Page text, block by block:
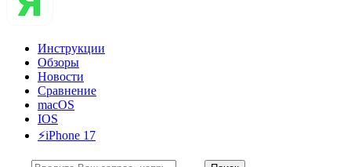
Инструкции
Обзоры
Новости
Сравнение
macOS
IOS
⚡️iPhone 17